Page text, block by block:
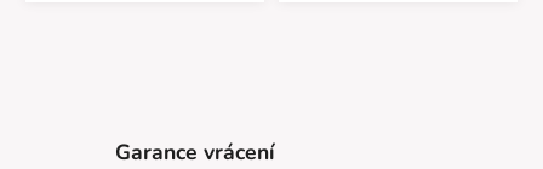
Garance vrácení